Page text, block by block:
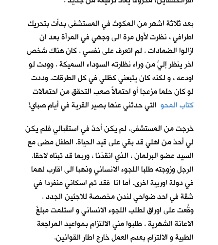
بعد ثلاثة اشهر من المكوث في المستشفى بدأت بتحريك
اطرافي ، نظرت لأول مرة الى وجهي في المرآة بعد ان
ازالوا الضمادات . لم اتعرف على نفسي . كان هناك شخص
اخر ينظر إليَّ من وراء نظارته السوداء السميكة . وودت لو
اودعه ، و لكنه كان يتبعني كظلي في كل الطرقات. وددت
لو كان حلما مزعجا أو احتمالاً صعب التحقق من احتمالات
كتاب المحو التي حدثني عنها بصير القرية في أيام صباي!
خرجت من المستشفى. لم يكن أحدٌ في استقبالي فلم يكن
لي أحدٌ من اهلي قد بقي على قيد الحياة. الطفل مضى مع
السيد عضو البرلمان ، الذي انقذنا ، وربما قد تبناه لاحقا.
الرجل وزوجته طلبا اللجوء الانساني وذهبا الى اقارب لهما
في دولة اوربية اخرى. أما انا فقد تم اسكاني منفردا في
شقة في احد ضواحي لندن مخصصة للاجئين الجدد .
وقّعتُ على اوراق لطلب اللجوء الانساني و استلمت مبلغَ
الاعانة الشهرية . طلبوا مني الالتزام بمواعيد المراجعة
الطبية و الالتزام بعدم العمل خارج اطار القوانين.